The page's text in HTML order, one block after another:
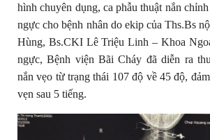
hình chuyên dụng, ca phẫu thuật nắn
ngực cho bệnh nhân do ekip củaThs.Bs
Hùng, Bs.CKI Lê Triệu Linh – Khoa
ngực, Bệnh viện Bãi Cháy đã diễn ra
nắn vẹo từ trạng thái 107 độ về 45 độ,
vẹn sau 5 tiếng.